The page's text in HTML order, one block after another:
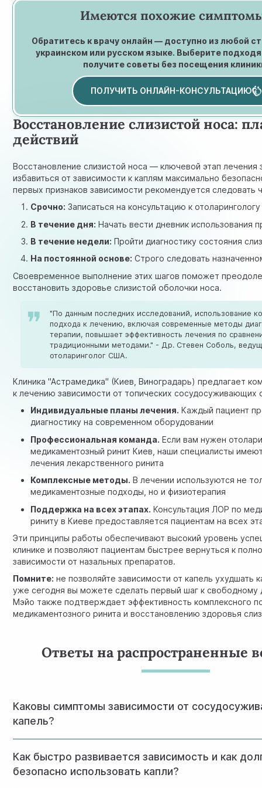
Имеются похожие
Обратитесь к врачу онлайн — доступно из любой
украинском или русском языке. Выберите
получите советы без посещения
ПОЛУЧИТЬ ОНЛАЙН-КОНСУЛЬТАЦИЮ
Восстановление слизистой носа:
действий
Восстановление слизистой носа — ключевой этап лечения
избавиться от зависимости к каплям максимально
первых признаков зависимости рекомендуется следовать
Срочно: Записаться на консультацию к отоларингологу
В течение дня: Начать вести дневник использования
В течение недели: Пройти диагностику состояния
На постоянной основе: Строго следовать
Своевременное выполнение этих шагов поможет
восстановить здоровье слизистой оболочки носа.
"По данным последних исследований, использование
подхода к лечению, включая современные методы
терапии, повышает эффективность лечения по
традиционными методами." - Др. Стевен Соболь,
отоларинголог США.
Клиника "Астрамедика" (Киев, Виноградарь) предлагает
к лечению зависимости от топических сосудосуживающих
Индивидуальные планы лечения. Каждый пациент
диагностику на современном оборудовании
Профессиональная команда. Если вам нужен
медикаментозный ринит Киев, наши специалисты
лечения лекарственного ринита
Комплексные методы. В лечении используются не
медикаментозные подходы, но и физиотерапия
Поддержка на всех этапах. Консультация ЛОР по
риниту в Киеве предоставляется пациентам на всех
Эти принципы работы обеспечивают высокий уровень
клинике и позволяют пациентам быстрее вернуться к
зависимости от назальных препаратов.
Помните: не позволяйте зависимости от капель ухудшать
уже сегодня вы можете сделать первый шаг к
Мэйо также подтверждает эффективность комплексного
медикаментозного ринита и восстановлению здоровья
Ответы на распространенные
Каковы симптомы зависимости от
капель?
заложенность после применения капель,
снижение эффективности препарата, дискомфорт и
Как быстро развивается зависимость и как
безопасно использовать капли?